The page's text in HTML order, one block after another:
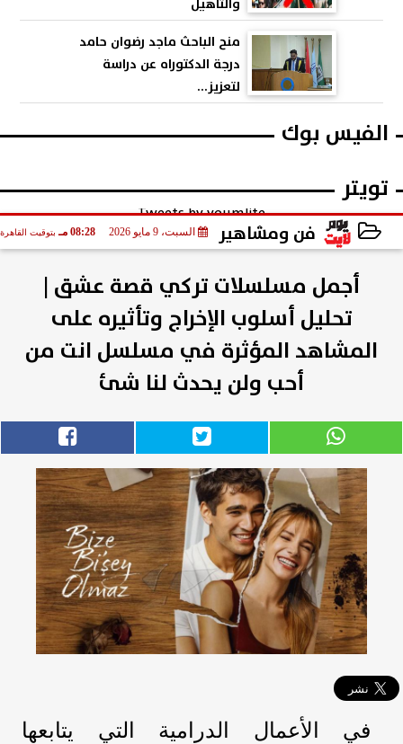
منح الباحث ماجد رضوان حامد
درجة الدكتوراه عن دراسة
لتعزيز...
الفيس بوك
تويتر
Tweets by youmlite
فن ومشاهير السبت، 9 مايو 2026 08:28 مـ بتوقيت القاهرة
2026-05-09 20:28:10أجمل مسلسلات تركي قصة عشق |
تحليل أسلوب الإخراج وتأثيره على
المشاهد المؤثرة في مسلسل انت من
أحب ولن يحدث لنا شئ
في الأعمال الدرامية التي يتابعها